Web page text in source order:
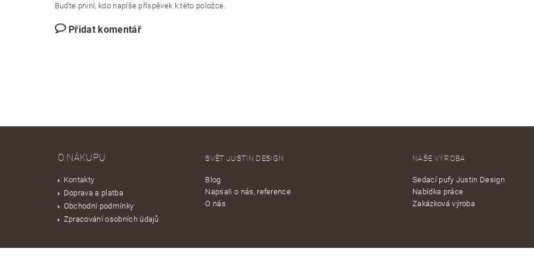
Buďte první, kdo napíše příspěvek k této položce.
Přidat komentář
O NÁKUPU
Kontakty
Doprava a platba
Obchodní podmínky
Zpracování osobních údajů
SVĚT JUSTIN DESIGN
Blog
Napsali o nás, reference
O nás
NAŠE VÝROBA
Sedací pufy Justin Design
Nabídka práce
Zakázková výroba